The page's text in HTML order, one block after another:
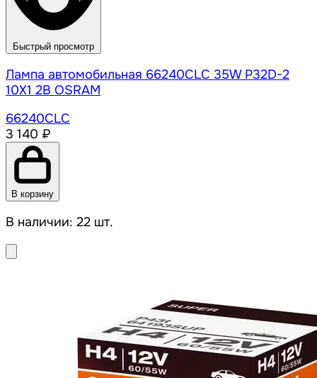
Быстрый просмотр
Лампа автомобильная 66240CLC 35W P32D-2
10X1 2B OSRAM
66240CLC
3 140 ₽
В корзину
В наличии: 22 шт.